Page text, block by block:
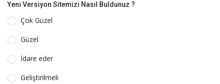
Yeni Versiyon Sitemizi Nasıl Buldunuz ?
Çok Güzel
Güzel
İdare eder
Geliştirilmeli